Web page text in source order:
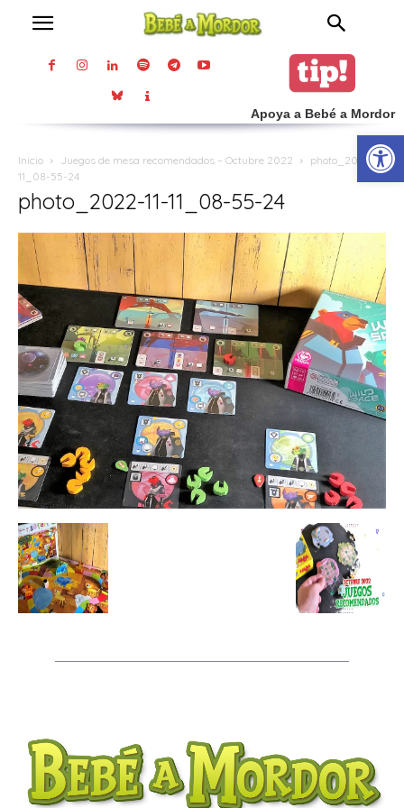
Apoya a Bebé a Mordor
Inicio Juegos de mesa recomendados – Octubre 2022
photo_2022-11-
11_08-55-24
photo_2022-11-11_08-55-24